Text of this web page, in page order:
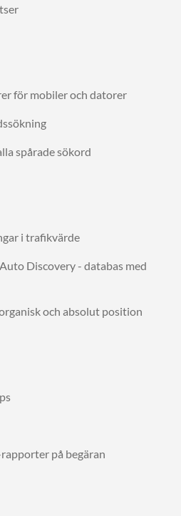
för mobiler och datorer
spårade sökord
i trafikvärde
Discovery - databas med
och absolut position
på begäran